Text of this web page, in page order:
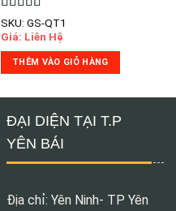
Được xếp
hạng 5.005
SKU: GS-QT1
Giá: Liên Hệ
THÊM VÀO GIỎ HÀNG
ĐẠI DIỆN TẠI T.P
YÊN BÁI
Địa chỉ: Yên Ninh- TP Yên